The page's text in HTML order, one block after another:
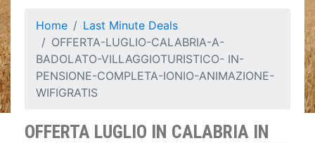
Home
Last Minute Deals
OFFERTA-LUGLIO-CALABRIA-A-
BADOLATO-VILLAGGIOTURISTICO- IN-
PENSIONE-COMPLETA-IONIO-ANIMAZIONE-
WIFIGRATIS
OFFERTA LUGLIO IN CALABRIA IN